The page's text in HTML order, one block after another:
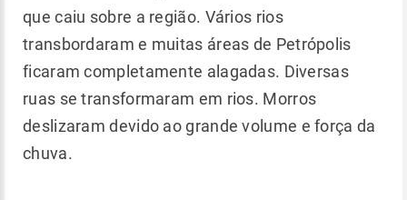
que caiu sobre a região. Vários rios
transbordaram e muitas áreas de Petrópolis
ficaram completamente alagadas. Diversas
ruas se transformaram em rios. Morros
deslizaram devido ao grande volume e força da
chuva.